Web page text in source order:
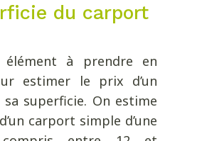
du carport
élément à prendre en
estimer le prix d’un
superficie. On estime
carport simple d’une